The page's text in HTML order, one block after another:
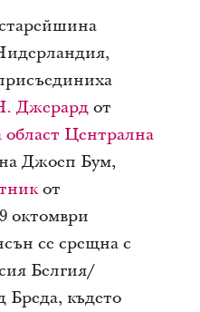
Джерардот
област Централна
Джоеп Бум,
от
октомври
се срещна с
Белгия/
Бреда, където